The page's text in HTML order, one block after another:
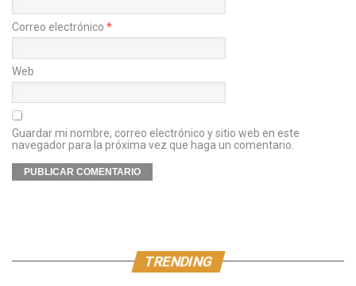
Correo electrónico *
Web
Guardar mi nombre, correo electrónico y sitio web en este
navegador para la próxima vez que haga un comentario.
TRENDING